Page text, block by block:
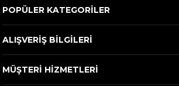
POPÜLER KATEGORİLER
ALIŞVERİŞ BİLGİLERİ
MÜŞTERİ HİZMETLERİ